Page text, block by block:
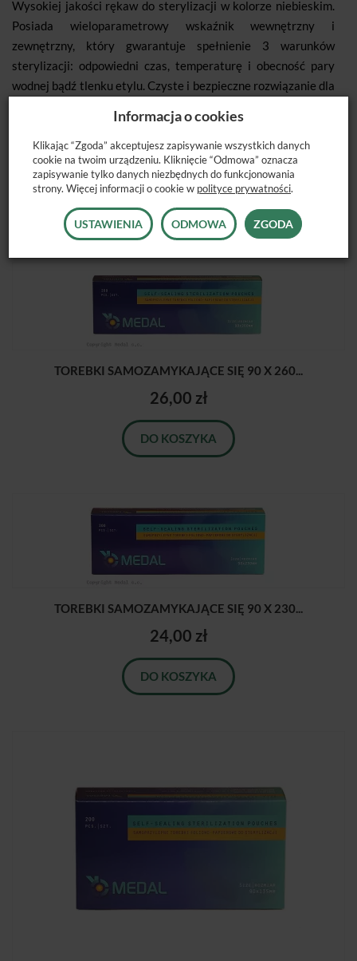
Wysokiej jakości rękaw do sterylizacji w kolorze niebieskim.
Posiada wieloparametrowy wskaźnik wewnętrzny i
zewnętrzny, który gwarantuje spełnienie 3 warunków
sterylizacji: odpowiedni czas, temperaturę i obecność pary
wodnej bądź tlenku etylu. Czyste i bezpieczne rozwiązanie dla
POLECANE PRODUKTY
TOREBKI SAMOZAMYKAJĄCE SIĘ 90 X 260...
26,00 zł
DO KOSZYKA
TOREBKI SAMOZAMYKAJĄCE SIĘ 90 X 230...
24,00 zł
DO KOSZYKA
Informacja o cookies
Klikając “Zgoda” akceptujesz zapisywanie wszystkich danych
cookie na twoim urządzeniu. Kliknięcie “Odmowa” oznacza
zapisywanie tylko danych niezbędnych do funkcjonowania
strony. Więcej informacji o cookie w polityce prywatności.
USTAWIENIA ODMOWA ZGODA